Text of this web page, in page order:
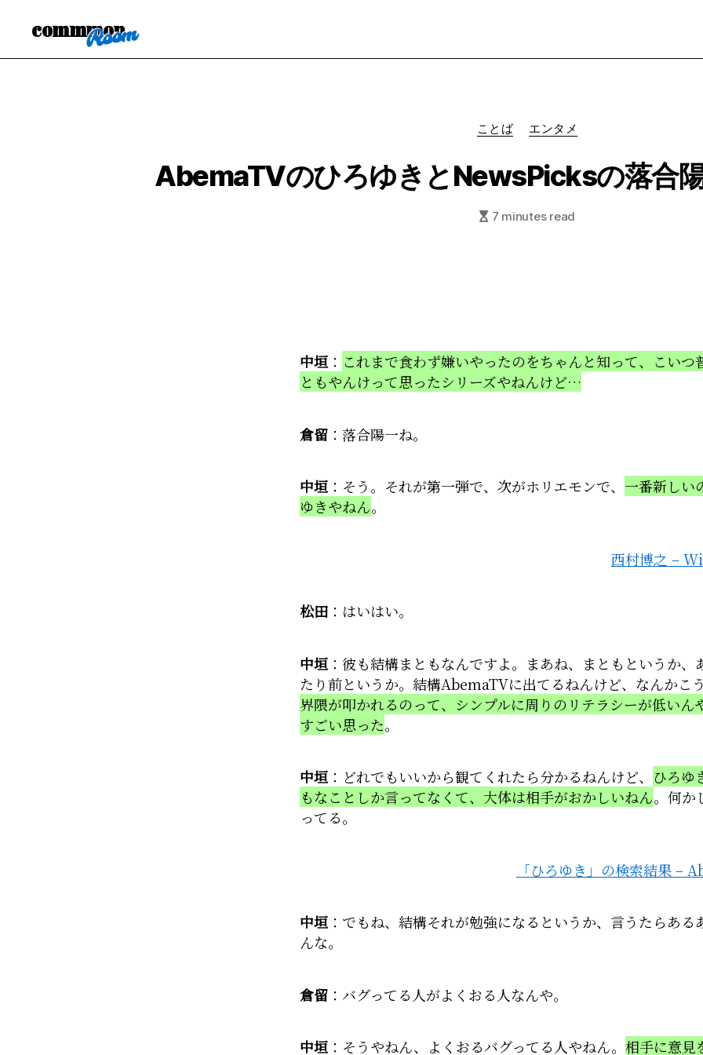
commmon
Categories
ことば エンタメ
AbemaTVのひろゆきとNewsPicksの落合
7 minutes read
中垣 ： これまで食わず嫌いやったのをちゃんと知って、こいつ
ともやんけって思ったシリーズやねんけど…
倉留 ：落合陽一ね。
中垣 ：そう。それが第一弾で、次がホリエモンで、 一番新しい
ゆきやねん。
西村博之 –
松田 ：はいはい。
中垣 ：彼も結構まともなんですよ。まあね、まともというか、
たり前というか。結構AbemaTVに出てるねんけど、なんかこ
界隈が叩かれるのって、シンプルに周りのリテラシーが低いん
すごい思った。
中垣 ：どれでもいいから観てくれたら分かるねんけど、
ひろゆ
もなことしか言ってなくて、大体は相手がおかしいねん。何か
ってる。
「ひろゆき」の検索結果 –
中垣 ：でもね、結構それが勉強になるというか、言うたらある
んな。
倉留 ：バグってる人がよくおる人なんや。
中垣 ：そうやねん、よくおるバグってる人やねん。 相手に意見